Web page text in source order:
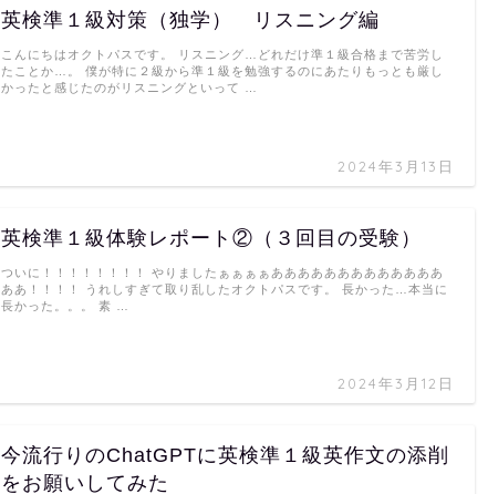
英検準１級対策（独学） リスニング編
2024年3月13日
こんにちはオクトパスです。 リスニング…どれだけ準１級合格まで苦労し
たことか…。 僕が特に２級から準１級を勉強するのにあたりもっとも厳し
かったと感じたのがリスニングといって …
英検準１級体験レポート②（３回目の受験）
2024年3月12日
ついに！！！！！！！！ やりましたぁぁぁぁあああああああああああああ
ああ！！！！ うれしすぎて取り乱したオクトパスです。 長かった…本当に
長かった。。。 素 …
今流行りのChatGPTに英検準１級英作文の添削
をお願いしてみた